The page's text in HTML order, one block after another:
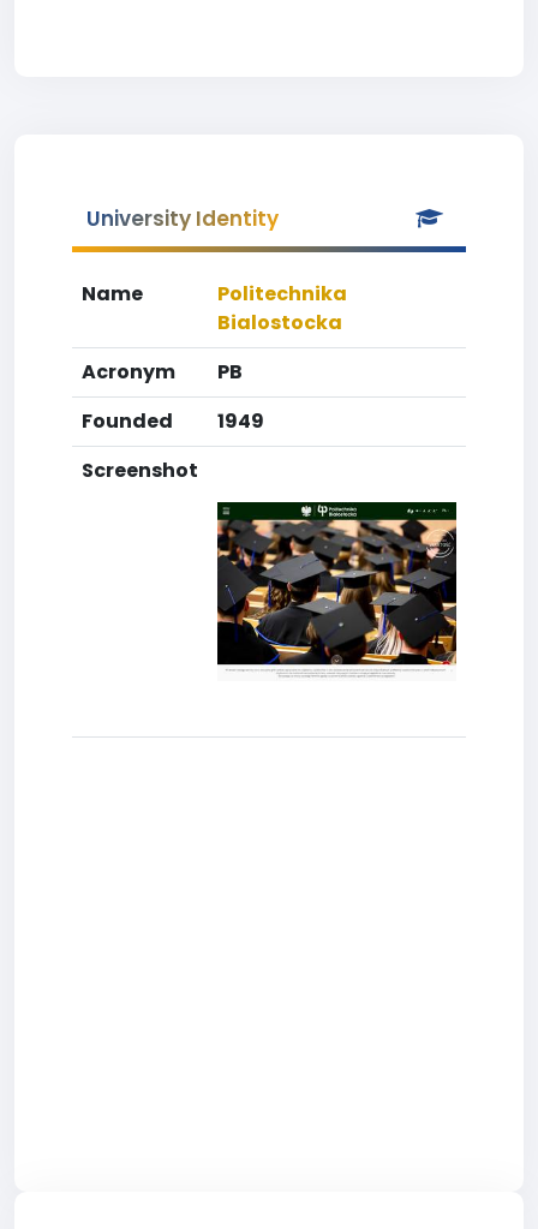
University Identity
Name
Politechnika
Bialostocka
Acronym
PB
Founded
1949
Screenshot